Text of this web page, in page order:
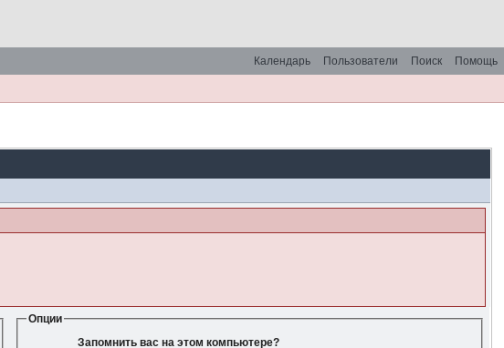
Помощь
Поиск
Пользователи
Календарь
Опции
Запомнить вас на этом компьютере?